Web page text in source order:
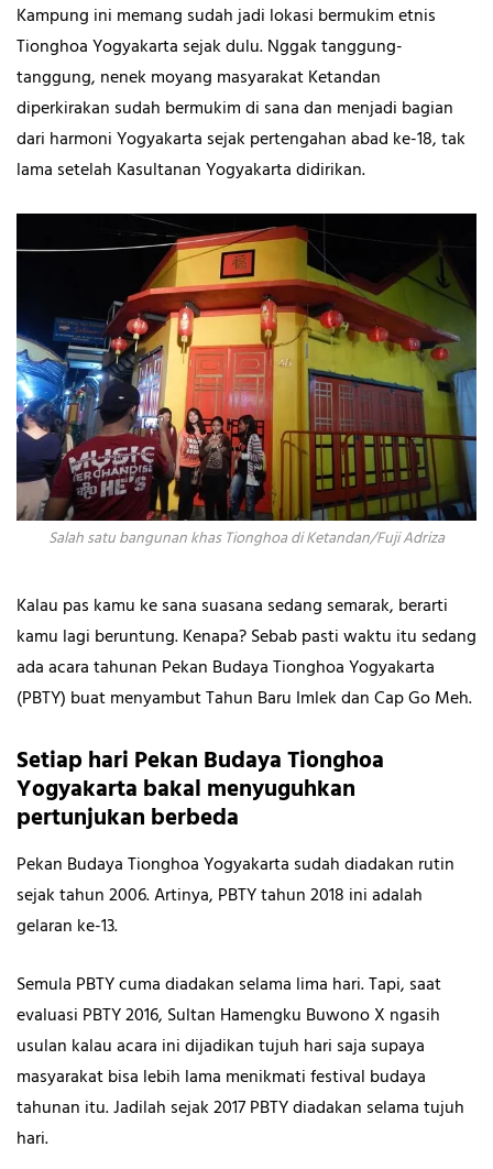
Kampung ini memang sudah jadi lokasi bermukim etnis
Tionghoa Yogyakarta sejak dulu. Nggak tanggung-
tanggung, nenek moyang masyarakat Ketandan
diperkirakan sudah bermukim di sana dan menjadi bagian
dari harmoni Yogyakarta sejak pertengahan abad ke-18, tak
lama setelah Kasultanan Yogyakarta didirikan.
Salah satu bangunan khas Tionghoa di Ketandan/Fuji Adriza
Kalau pas kamu ke sana suasana sedang semarak, berarti
kamu lagi beruntung. Kenapa? Sebab pasti waktu itu sedang
ada acara tahunan Pekan Budaya Tionghoa Yogyakarta
(PBTY) buat menyambut Tahun Baru Imlek dan Cap Go Meh.
Setiap hari Pekan Budaya Tionghoa
Yogyakarta bakal menyuguhkan
pertunjukan berbeda
Pekan Budaya Tionghoa Yogyakarta sudah diadakan rutin
sejak tahun 2006. Artinya, PBTY tahun 2018 ini adalah
gelaran ke-13.
Semula PBTY cuma diadakan selama lima hari. Tapi, saat
evaluasi PBTY 2016, Sultan Hamengku Buwono X ngasih
usulan kalau acara ini dijadikan tujuh hari saja supaya
masyarakat bisa lebih lama menikmati festival budaya
tahunan itu. Jadilah sejak 2017 PBTY diadakan selama tujuh
hari.